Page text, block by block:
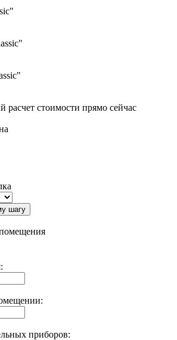
расчет стоимости прямо сейчас
шагу
приборов: